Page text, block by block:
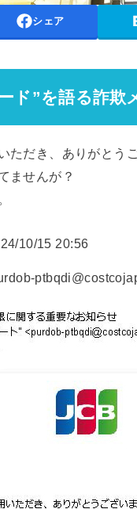
シェア
ド”を語る詐欺
ただき、ありがとう
ませんが？
10/15 20:56